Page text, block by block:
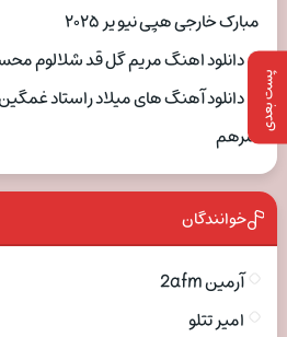
پست بعدی
مبارک خارجی هپی نیو یر ۲۰۲۵
دانلود اهنگ مریم گل قد شلالوم
دانلود آهنگ های میلاد راستاد
سرهم
خوانندگان
آرمین 2afm
امیر تتلو